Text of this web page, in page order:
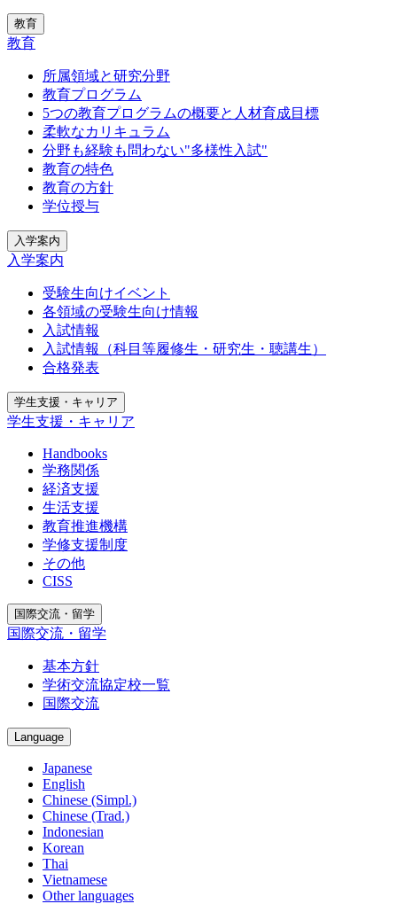
教育
教育
所属領域と研究分野
教育プログラム
5つの教育プログラムの概要と人材育成目標
柔軟なカリキュラム
分野も経験も問わない"多様性入試"
教育の特色
教育の方針
学位授与
入学案内
入学案内
受験生向けイベント
各領域の受験生向け情報
入試情報
入試情報（科目等履修生・研究生・聴講生）
合格発表
学生支援・キャリア
学生支援・キャリア
Handbooks
学務関係
経済支援
生活支援
教育推進機構
学修支援制度
その他
CISS
国際交流・留学
国際交流・留学
基本方針
学術交流協定校一覧
国際交流
Language
Japanese
English
Chinese (Simpl.)
Chinese (Trad.)
Indonesian
Korean
Thai
Vietnamese
Other languages